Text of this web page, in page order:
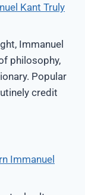
Kant Truly
Immanuel
philosophy,
Popular
credit
Immanuel